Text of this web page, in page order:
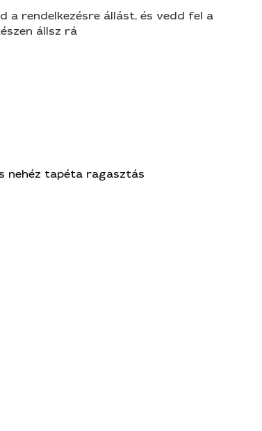
a rendelkezésre állást, és vedd fel a
állsz rá
nehéz tapéta ragasztás